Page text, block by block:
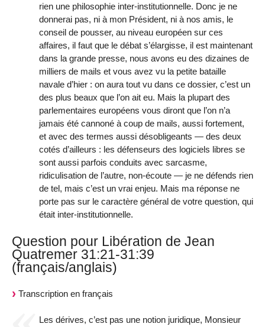
rien une philosophie inter-institutionnelle. Donc je ne
donnerai pas, ni à mon Président, ni à nos amis, le
conseil de pousser, au niveau européen sur ces
affaires, il faut que le débat s’élargisse, il est maintenant
dans la grande presse, nous avons eu des dizaines de
milliers de mails et vous avez vu la petite bataille
navale d’hier : on aura tout vu dans ce dossier, c’est un
des plus beaux que l’on ait eu. Mais la plupart des
parlementaires européens vous diront que l’on n’a
jamais été cannoné à coup de mails, aussi fortement,
et avec des termes aussi désobligeants — des deux
cotés d’ailleurs : les défenseurs des logiciels libres se
sont aussi parfois conduits avec sarcasme,
ridiculisation de l’autre, non-écoute — je ne défends rien
de tel, mais c’est un vrai enjeu. Mais ma réponse ne
porte pas sur le caractère général de votre question, qui
était inter-institutionnelle.
Question pour Libération de Jean
Quatremer 31:21-31:39
(français/anglais)
Transcription en français
Les dérives, c’est pas une notion juridique, Monsieur